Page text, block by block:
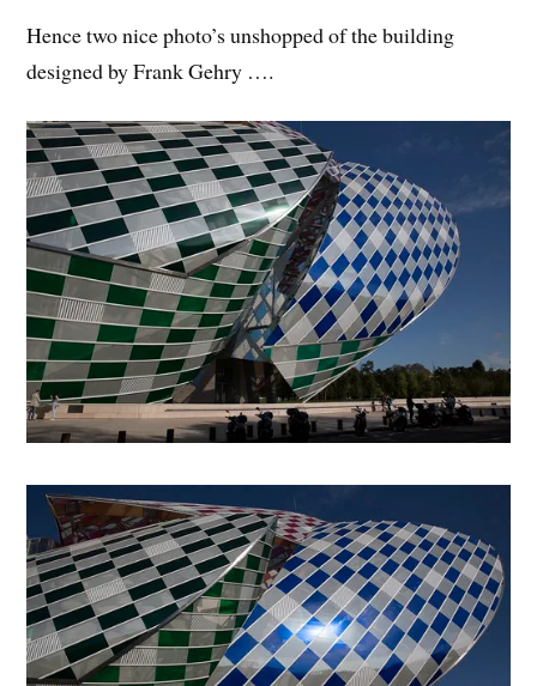
Hence two nice photo’s unshopped of the building
designed by Frank Gehry ….